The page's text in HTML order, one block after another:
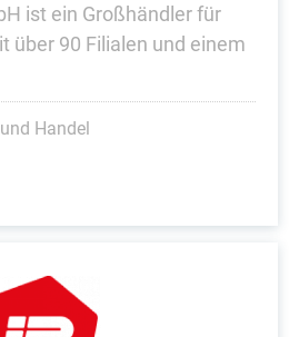
ist ein Großhändler für
über 90 Filialen und einem
Handel